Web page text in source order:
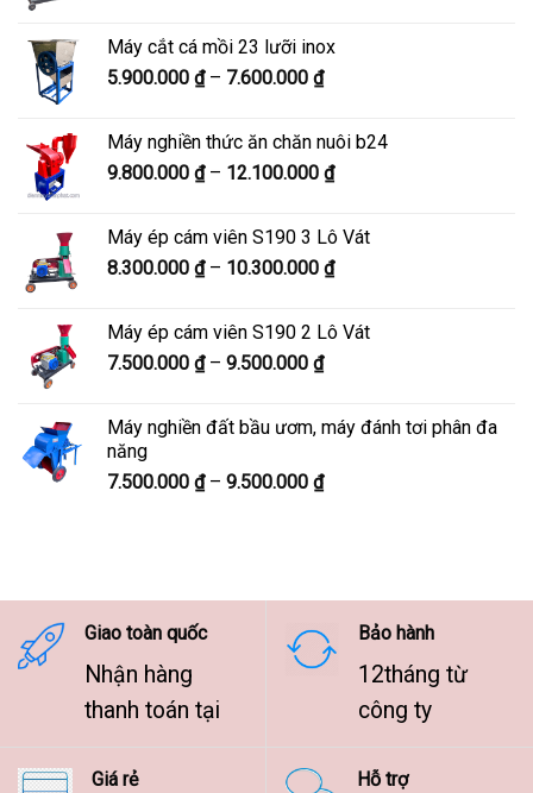
6.300.000 ₫
đến
Máy cắt cá mồi 23 lưỡi inox
5.900.000 ₫ – 7.600.000 ₫Khoảng
5.900.000 ₫
đến
Máy nghiền thức ăn chăn nuôi b24
9.800.000 ₫ – 12.100.000 ₫Khoảng
9.800.000 ₫
đến
Máy ép cám viên S190 3 Lô Vát
8.300.000 ₫ – 10.300.000 ₫Khoảng
8.300.000 ₫
Máy ép cám viên S190 2 Lô Vát
7.500.000 ₫ – 9.500.000 ₫Khoảng
7.500.000 ₫
9.500.000 ₫
Máy nghiền đất bầu ươm, máy đánh tơi phân đa
năng
7.500.000 ₫ – 9.500.000 ₫Khoảng
9.500.000 ₫
Giao toàn quốc
Nhận hàng
thanh toán tại
Bảo hành
12tháng từ
công ty
Giá rẻ Hỗ trợ